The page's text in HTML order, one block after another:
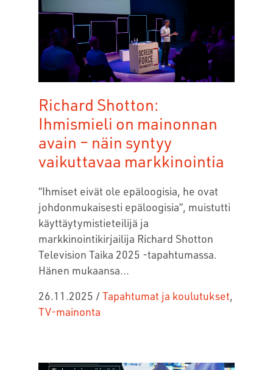
Richard Shotton:
Ihmismieli on mainonnan
avain – näin syntyy
vaikuttavaa markkinointia
“Ihmiset eivät ole epäloogisia, he ovat
johdonmukaisesti epäloogisia”, muistutti
käyttäytymistieteilijä ja
markkinointikirjailija Richard Shotton
Television Taika 2025 -tapahtumassa.
Hänen mukaansa...
26.11.2025 /Tapahtumat ja koulutukset,
TV-mainonta